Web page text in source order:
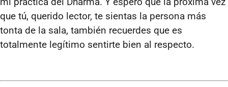
que tú, querido lector, te sientas la persona más
tonta de la sala, también recuerdes que es
totalmente legítimo sentirte bien al respecto.